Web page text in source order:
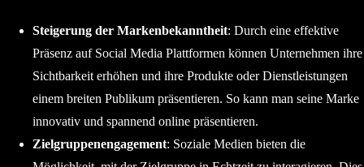
Steigerung der Markenbekanntheit: Durch eine effektive
Präsenz auf Social Media Plattformen können Unternehmen ihre
Sichtbarkeit erhöhen und ihre Produkte oder Dienstleistungen
einem breiten Publikum präsentieren. So kann man seine Marke
innovativ und spannend online präsentieren.
Zielgruppenengagement: Soziale Medien bieten die